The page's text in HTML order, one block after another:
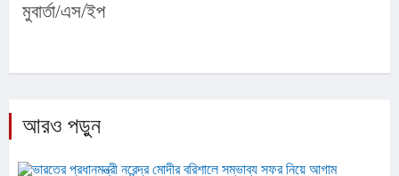
মুবার্তা/এস/ইপ
আরও পড়ুন